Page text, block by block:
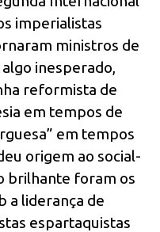
imperialistas
ministros de
inesperado,
reformista de
em tempos de
em tempos
origem ao social-
brilhante foram os
a liderança de
espartaquistas